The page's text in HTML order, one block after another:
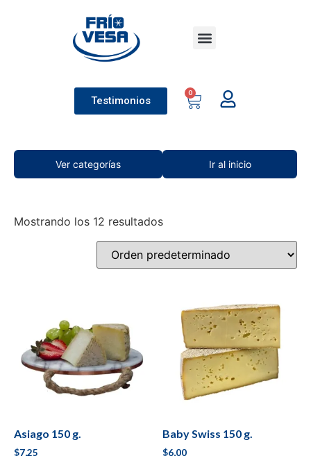
Testimonios
0
Ver categorías Ir al inicio
Mostrando los 12 resultados
Asiago 150 g.
$7,25
Baby Swiss 150 g.
$6,00